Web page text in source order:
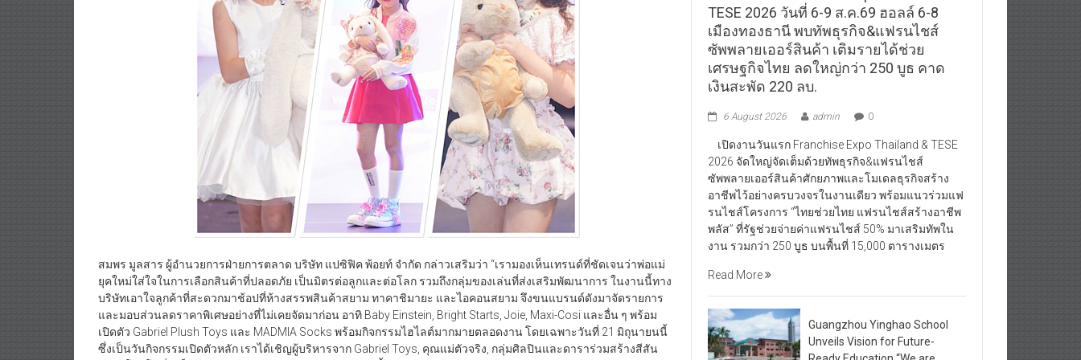
สมพร มูลสาร ผู้อำนวยการฝ่ายการตลาด บริษัท แปซิฟิค พ้อยท์ จำกัด กล่าวเสริมว่า “เรามองเห็นเทรนด์ที่ชัดเจนว่าพ่อแม่
ยุคใหม่ใส่ใจในการเลือกสินค้าที่ปลอดภัย เป็นมิตรต่อลูกและต่อโลก รวมถึงกลุ่มของเล่นที่ส่งเสริมพัฒนาการ ในงานนี้ทาง
บริษัทเอาใจลูกค้าที่สะดวกมาช้อปที่ห้างสรรพสินค้าสยาม ทาคาชิมายะ และไอคอนสยาม จึงขนแบรนด์ดังมาจัดรายการ
และมอบส่วนลดราคาพิเศษอย่างที่ไม่เคยจัดมาก่อน อาทิ Baby Einstein, Bright Starts, Joie, Maxi-Cosi และอื่น ๆ พร้อม
เปิดตัว Gabriel Plush Toys และ MADMIA Socks พร้อมกิจกรรมไฮไลต์มากมายตลอดงาน โดยเฉพาะวันที่ 21 มิถุนายนนี้
ซึ่งเป็นวันกิจกรรมเปิดตัวหลัก เราได้เชิญผู้บริหารจาก Gabriel Toys, คุณแม่ตัวจริง, กลุ่มศิลปินและดาราร่วมสร้างสีสัน
TESE 2026 วันที่ 6-9 ส.ค.69 ฮอลล์ 6-8
เมืองทองธานี พบทัพธุรกิจ&แฟรนไชส์
ซัพพลายเออร์สินค้า เติมรายได้ช่วย
เศรษฐกิจไทย ลดใหญ่กว่า 250 บูธ คาด
เงินสะพัด 220 ลบ.
6 August 2026 admin 0
เปิดงานวันแรก Franchise Expo Thailand & TESE
2026 จัดใหญ่จัดเต็มด้วยทัพธุรกิจ&แฟรนไชส์
ซัพพลายเออร์สินค้าศักยภาพและโมเดลธุรกิจสร้าง
อาชีพไว้อย่างครบวงจรในงานเดียว พร้อมแนวร่วมแฟ
รนไชส์โครงการ “ไทยช่วยไทย แฟรนไชส์สร้างอาชีพ
พลัส” ที่รัฐช่วยจ่ายค่าแฟรนไชส์ 50% มาเสริมทัพใน
งาน รวมกว่า 250 บูธ บนพื้นที่ 15,000 ตารางเมตร
Read More
Guangzhou Yinghao School
Unveils Vision for Future-